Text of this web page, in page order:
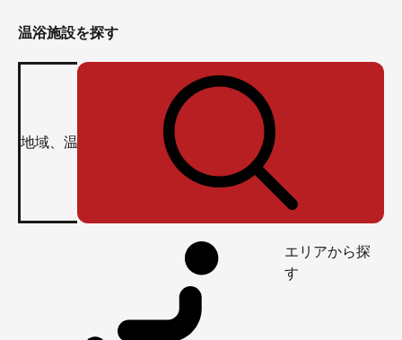
温浴施設を探す
エリアから探
す